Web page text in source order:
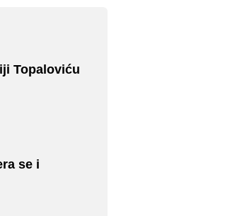
Topaloviću
se i